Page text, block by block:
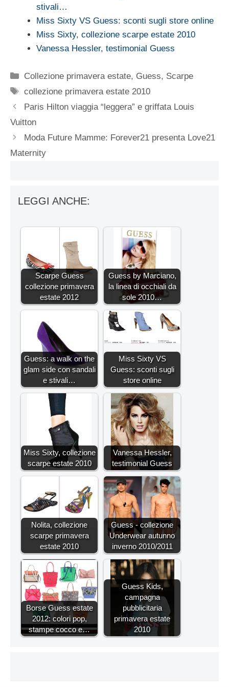
stivali…
Miss Sixty VS Guess: sconti sugli store online
Miss Sixty, collezione scarpe estate 2010
Vanessa Hessler, testimonial Guess
Categorie
Collezione primavera estate, Guess, Scarpe
Tag
collezione primavera estate 2010
Paris Hilton viaggia “leggera” e griffata Louis
Vuitton
Moda Future Mamme: Forever21 presenta Love21
Maternity
LEGGI ANCHE:
Scarpe Guess
collezione primavera
estate 2012
Guess by Marciano,
la linea di occhiali da
sole 2010…
Guess: a walk on the
glam side con sandali
e stivali…
Miss Sixty VS
Guess: sconti sugli
store online
Miss Sixty, collezione
scarpe estate 2010
Vanessa Hessler,
testimonial Guess
Nolita, collezione
scarpe primavera
estate 2010
Guess - collezione
Underwear autunno
inverno 2010/2011
Borse Guess estate
2012: colori pop,
stampe cocco e…
Guess Kids,
campagna
pubblicitaria
primavera estate
2010